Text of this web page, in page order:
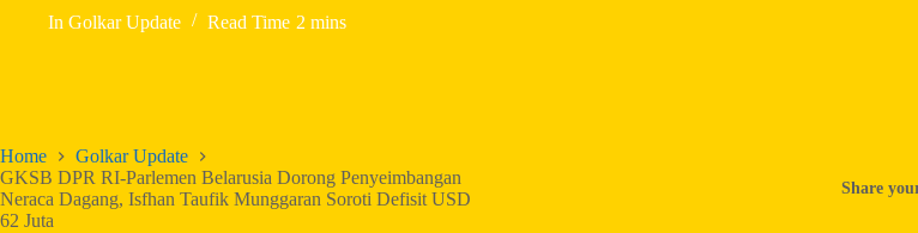
In Golkar Update Read Time 2 mins
Home
Golkar Update
GKSB DPR RI-Parlemen Belarusia Dorong Penyeimbangan
Neraca Dagang, Isfhan Taufik Munggaran Soroti Defisit USD
62 Juta
Share